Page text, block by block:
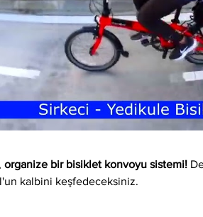
organize bir bisiklet konvoyu sistemi!
kalbini keşfedeceksiniz.